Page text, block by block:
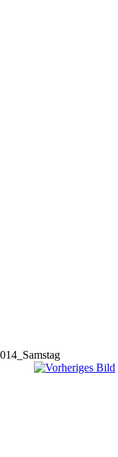
014_Samstag